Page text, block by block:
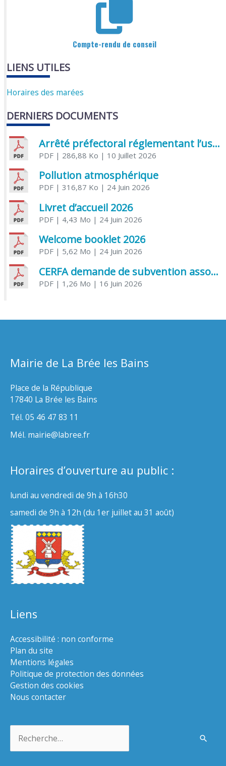
Compte-rendu de conseil
LIENS UTILES
Horaires des marées
DERNIERS DOCUMENTS
Arrêté préfectoral réglementant l’usage de l’eau
PDF| 286,88 Ko | 10 Juillet 2026
Pollution atmosphérique
PDF| 316,87 Ko | 24 Juin 2026
Livret d’accueil 2026
PDF| 4,43 Mo | 24 Juin 2026
Welcome booklet 2026
PDF| 5,62 Mo | 24 Juin 2026
CERFA demande de subvention association
PDF| 1,26 Mo | 16 Juin 2026
Mairie de La Brée les Bains
Place de la République
17840 La Brée les Bains
Tél. 05 46 47 83 11
Mél. mairie@labree.fr
Horaires d’ouverture au public :
lundi au vendredi de 9h à 16h30
samedi de 9h à 12h (du 1er juillet au 31 août)
Liens
Accessibilité : non conforme
Plan du site
Mentions légales
Politique de protection des données
Gestion des cookies
Nous contacter